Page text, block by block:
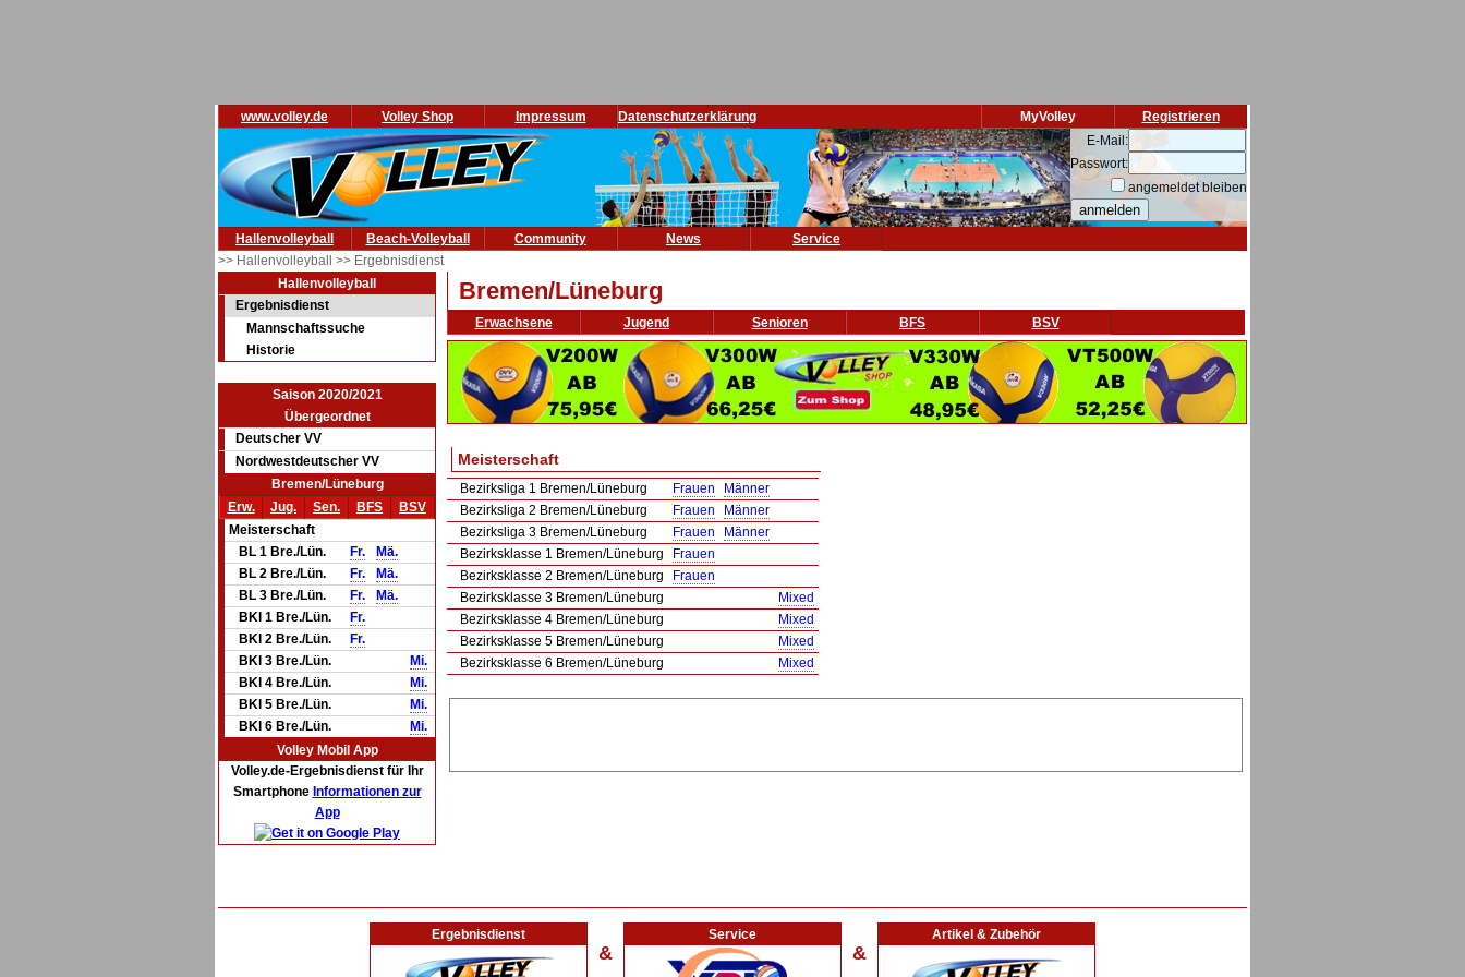
www.volley.de Volley Shop Impressum Datenschutzerklärung Registrieren
MyVolley
E-Mail:
Passwort:
angemeldet bleiben
Hallenvolleyball Beach-Volleyball Community News
Service
>> Hallenvolleyball >> Ergebnisdienst
Hallenvolleyball
Ergebnisdienst
Mannschaftssuche
Historie
Saison 2020/2021
Übergeordnet
Deutscher VV
Nordwestdeutscher VV
Bremen/Lüneburg
Erw.
Jug. Sen. BFS
BSV
Meisterschaft
BL 1 Bre./Lün.
Fr.
Mä.
BL 2 Bre./Lün.
Fr.
Mä.
BL 3 Bre./Lün.
Fr.
Mä.
BKl 1 Bre./Lün.
Fr.
BKl 2 Bre./Lün.
Fr.
BKl 3 Bre./Lün.
Mi.
BKl 4 Bre./Lün.
Mi.
BKl 5 Bre./Lün.
Mi.
BKl 6 Bre./Lün.
Mi.
Volley Mobil App
Volley.de-Ergebnisdienst für Ihr
Smartphone Informationen zur
App
Bremen/Lüneburg
Erwachsene Jugend Senioren BFS BSV
Meisterschaft
Bezirksliga 1 Bremen/Lüneburg Frauen
Männer
Bezirksliga 2 Bremen/Lüneburg
Frauen
Männer
Bezirksliga 3 Bremen/Lüneburg
Frauen
Männer
Bezirksklasse 1 Bremen/Lüneburg
Frauen
Bezirksklasse 2 Bremen/Lüneburg
Frauen
Bezirksklasse 3 Bremen/Lüneburg
Mixed
Bezirksklasse 4 Bremen/Lüneburg
Mixed
Bezirksklasse 5 Bremen/Lüneburg
Mixed
Bezirksklasse 6 Bremen/Lüneburg
Mixed
Ergebnisdienst
&
Service
&
Artikel & Zubehör